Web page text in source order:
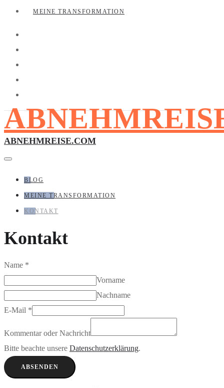
MEINE TRANSFORMATION
ABNEHMREISE.COM
BLOG
MEINE TRANSFORMATION
KONTAKT
Kontakt
Name *
Vorname
Nachname
E-Mail *
Kommentar oder Nachricht
Bitte beachte unsere Datenschutzerklärung.
ABSENDEN